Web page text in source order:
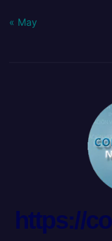
« May
https://